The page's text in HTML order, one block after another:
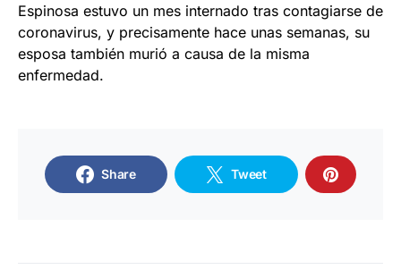
Espinosa estuvo un mes internado tras contagiarse de
coronavirus, y precisamente hace unas semanas, su
esposa también murió a causa de la misma
enfermedad.
Share Tweet